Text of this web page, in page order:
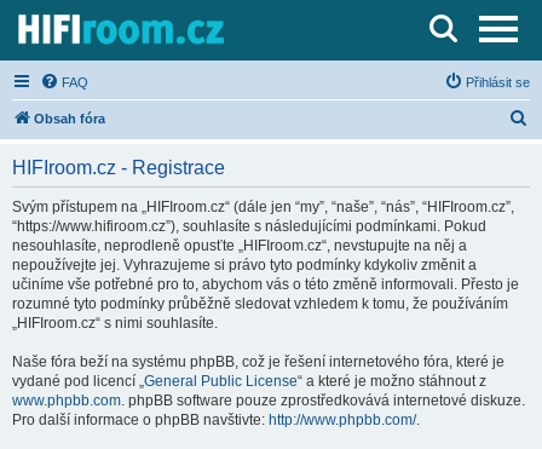
Server o Hi-Fi a AV technice
FAQ Přihlásit se
Obsah fóra
HIFIroom.cz - Registrace
Svým přístupem na „HIFIroom.cz“ (dále jen “my”, “naše”, “nás”, “HIFIroom.cz”,
“https://www.hifiroom.cz”), souhlasíte s následujícími podmínkami. Pokud
nesouhlasíte, neprodleně opusťte „HIFIroom.cz“, nevstupujte na něj a
nepoužívejte jej. Vyhrazujeme si právo tyto podmínky kdykoliv změnit a
učiníme vše potřebné pro to, abychom vás o této změně informovali. Přesto je
rozumné tyto podmínky průběžně sledovat vzhledem k tomu, že používáním
„HIFIroom.cz“ s nimi souhlasíte.
Naše fóra beží na systému phpBB, což je řešení internetového fóra, které je
vydané pod licencí „General Public License“ a které je možno stáhnout z
www.phpbb.com. phpBB software pouze zprostředkovává internetové diskuze.
Pro další informace o phpBB navštivte: http://www.phpbb.com/.